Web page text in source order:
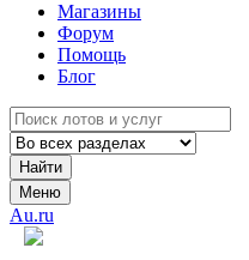
Магазины
Форум
Помощь
Блог
Найти
Меню
Au.ru